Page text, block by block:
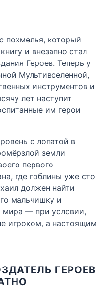
похмелья, который
и внезапно стал
Героев. Теперь у
Мультивселенной,
инструментов и
лет наступит
им герои
с лопатой в
земли
первого
где гоблины уже сто
должен найти
мальчишку и
мира — при условии,
игроком, а настоящим
ГЕРОЕВ